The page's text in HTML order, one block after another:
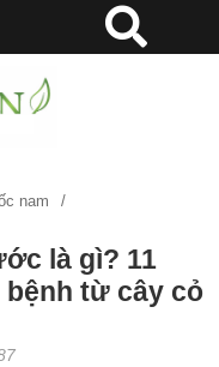
nam
trong điều trị bệnh từ cây
là gì? 11
từ cây cỏ